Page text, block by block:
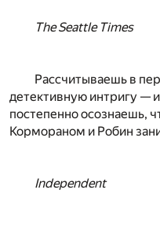
The Seattle Times
Рассчитываешь в
детективную интригу —
постепенно осознаешь,
Кормораном и Робин
Independent